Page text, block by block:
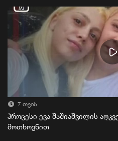
7 თვის
პროცესი ევა შაშიაშვილის
მოთხოვნით